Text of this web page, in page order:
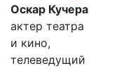
Оскар Кучера
актер театра
и кино,
телеведущий